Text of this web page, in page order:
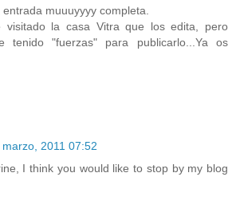
muuuyyyy completa.
visitado la casa Vitra que los edita, pero
tenido "fuerzas" para publicarlo...Ya os
marzo, 2011 07:52
I think you would like to stop by my blog